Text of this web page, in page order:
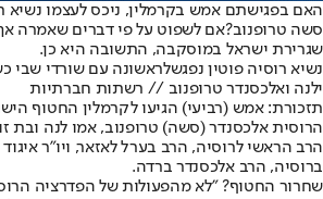
האם בפגישתם אמש בקרמלין, ניכס לעצמו
סשה טרופנוב?אם לשפוט על פי דברים שאמרה
שגרירת ישראל במוסקבה, התשובה היא כן.
נשיא רוסיה פוטין נפגשלראשונה עם שורדי
ילנה ואלכסנדר טרופנוב // רשתות חברתיות
תזכורת: אמש (רביעי) הגיעו לקרמלין החטוף
הרוסית אלכסנדר (סשה) טרופנוב, אמו לנה ובת
הרב הראשי לרוסיה, הרב בערל לאזאר, ויו"ר
ברוסיה, הרב אלכסנדר ברדה.
שחרור החטוף? "לא מהפעולות של הפדרציה